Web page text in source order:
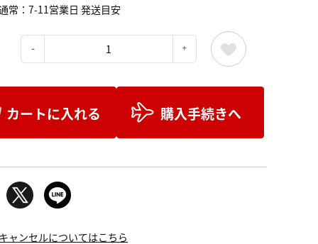
常：7-11営業日 発送目安
カートに入れる 購入手続きへ
ャンセルについてはこちら